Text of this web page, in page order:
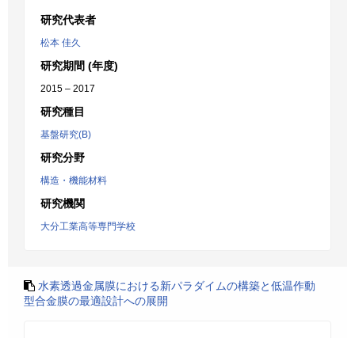
研究代表者
松本 佳久
研究期間 (年度)
2015 – 2017
研究種目
基盤研究(B)
研究分野
構造・機能材料
研究機関
大分工業高等専門学校
水素透過金属膜における新パラダイムの構築と低温作動
型合金膜の最適設計への展開